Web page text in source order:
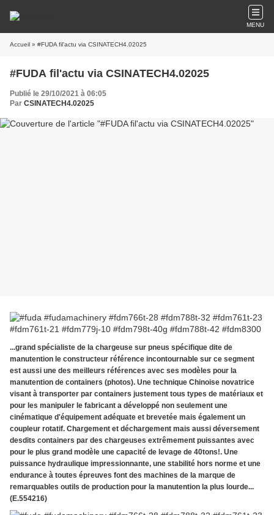
MENU
Accueil » #FUDA fil'actu via CSINATECH4.02025
#FUDA fil'actu via CSINATECH4.02025
Publié le 29/10/2021 à 06:05
Par CSINATECH4.02025
...grand spécialiste de la chargeuse sur pneus spécifique dite de
manutention le constructeur référence incontournable sur ce segment
est aussi une des meilleurs références avec ses modèles pour la
manutention de containers (photos). Une technique Chinoise novatrice
visant à transporter par containers justement tous types de matériaux et
pour les manipuler le fabricant a développé non seulement une
cinématique d'équipement adéquate et brevetée mais également un
coupleur rotatif. Chargement et déchargement mais aussi déversement
desdits containers par des chargeuses extrêmement puissantes avec
pour le plus grand modèle une capacité de levage de 40tons!. Une
puissance hydraulique impressionnante, une stabilité hors norme et une
endurance à toutes épreuves font des machines de la marque de
remarquables outils de production pour la manutention la plus lourde...
(E.554216)